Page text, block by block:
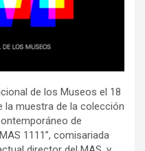
de los Museos el 18
la muestra de la colección
de
1111”, comisariada